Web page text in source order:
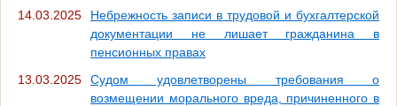
14.03.2025
Небрежность записи в трудовой и бухгалтерской
документации не лишает гражданина в
пенсионных правах
13.03.2025
Судом удовлетворены требования о
возмещении морального вреда, причиненного в